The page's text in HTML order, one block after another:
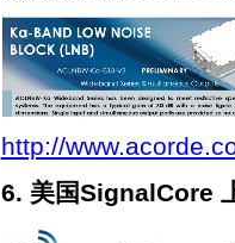
http://
6. 美国SignalCore